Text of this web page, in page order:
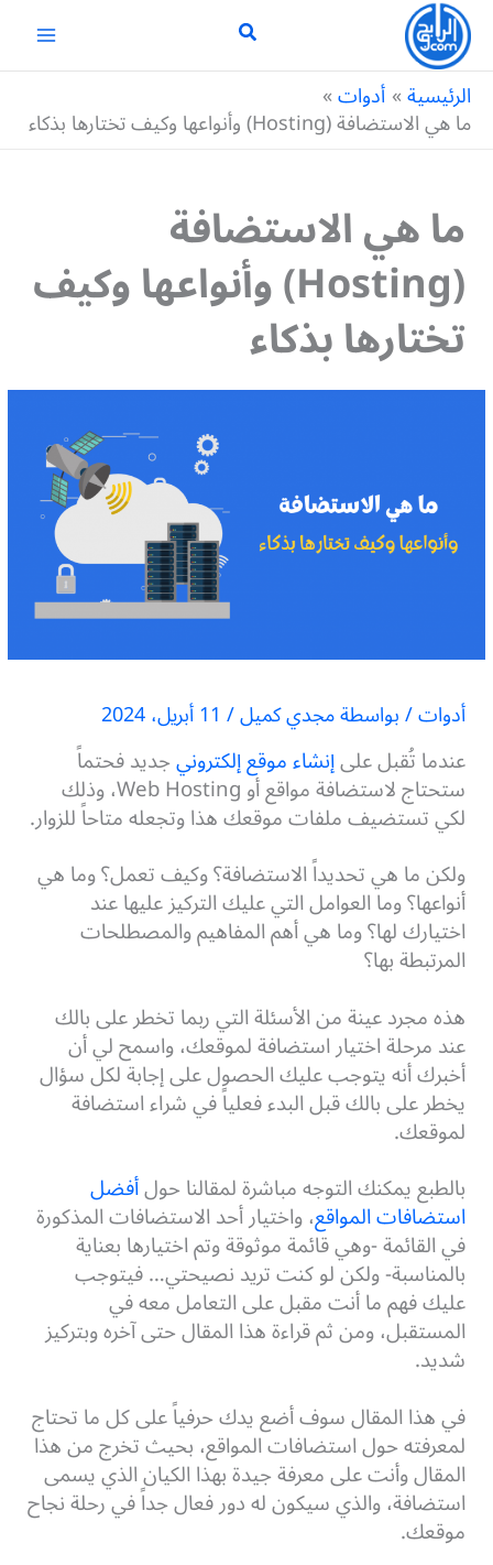
تخطي
المحتوى
الرئيسية أدوات
ما هي الاستضافة (Hosting) وأنواعها وكيف تختارها بذكاء
ما هي الاستضافة
(Hosting) وأنواعها وكيف
تختارها بذكاء
أدوات/ بواسطةمجدي كميل/ 11 أبريل، 2024
عندما تُقبل علىإنشاء موقع إلكترونيجديد فحتماً
ستحتاج لاستضافة مواقع أو Web Hosting، وذلك
لكي تستضيف ملفات موقعك هذا وتجعله متاحاً للزوار.
ولكن ما هي تحديداً الاستضافة؟ وكيف تعمل؟ وما هي
أنواعها؟ وما العوامل التي عليك التركيز عليها عند
اختيارك لها؟ وما هي أهم المفاهيم والمصطلحات
المرتبطة بها؟
هذه مجرد عينة من الأسئلة التي ربما تخطر على بالك
عند مرحلة اختيار استضافة لموقعك، واسمح لي أن
أخبرك أنه يتوجب عليك الحصول على إجابة لكل سؤال
يخطر على بالك قبل البدء فعلياً في شراء استضافة
لموقعك.
بالطبع يمكنك التوجه مباشرة لمقالنا حولأفضل
استضافات المواقع، واختيار أحد الاستضافات المذكورة
في القائمة -وهي قائمة موثوقة وتم اختيارها بعناية
بالمناسبة- ولكن لو كنت تريد نصيحتي… فيتوجب
عليك فهم ما أنت مقبل على التعامل معه في
المستقبل، ومن ثم قراءة هذا المقال حتى آخره وبتركيز
شديد.
في هذا المقال سوف أضع يدك حرفياً على كل ما تحتاج
لمعرفته حول استضافات المواقع، بحيث تخرج من هذا
المقال وأنت على معرفة جيدة بهذا الكيان الذي يسمى
استضافة، والذي سيكون له دور فعال جداً في رحلة نجاح
موقعك.